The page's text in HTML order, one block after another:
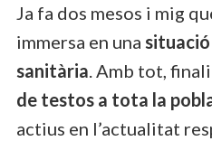
Ja fa dos mesos i mig
immersa en una situació
sanitària. Amb tot,
de testos a tota la
actius en l’actualitat